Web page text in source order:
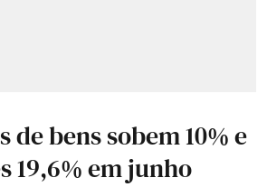
de bens sobem 10% e
19,6% em junho